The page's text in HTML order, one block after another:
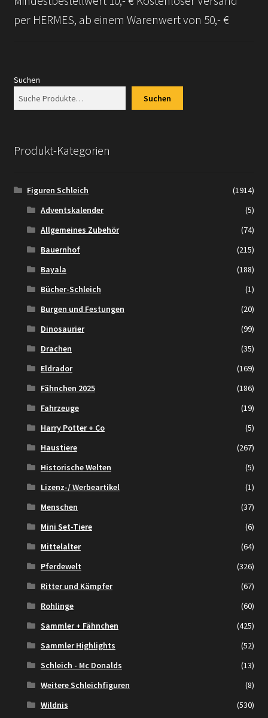
per HERMES, ab einem Warenwert von 50,- €
Suchen
Suchen
Produkt-Kategorien
Figuren Schleich
(1914)
Adventskalender
(5)
Allgemeines Zubehör
(74)
Bauernhof
(215)
Bayala
(188)
Bücher-Schleich
(1)
Burgen und Festungen
(20)
Dinosaurier
(99)
Drachen
(35)
Eldrador
(169)
Fähnchen 2025
(186)
Fahrzeuge
(19)
Harry Potter + Co
(5)
Haustiere
(267)
Historische Welten
(5)
Lizenz-/ Werbeartikel
(1)
Menschen
(37)
Mini Set-Tiere
(6)
Mittelalter
(64)
Pferdewelt
(326)
Ritter und Kämpfer
(67)
Rohlinge
(60)
Sammler + Fähnchen
(425)
Sammler Highlights
(52)
Schleich - Mc Donalds
(13)
Weitere Schleichfiguren
(8)
Wildnis
(530)